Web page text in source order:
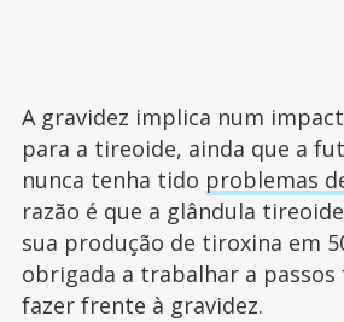
A gravidez implica num
para a tireoide, ainda que a
nunca tenha tido problemas
razão é que a glândula
sua produção de tiroxina em
obrigada a trabalhar a passos
fazer frente à gravidez.